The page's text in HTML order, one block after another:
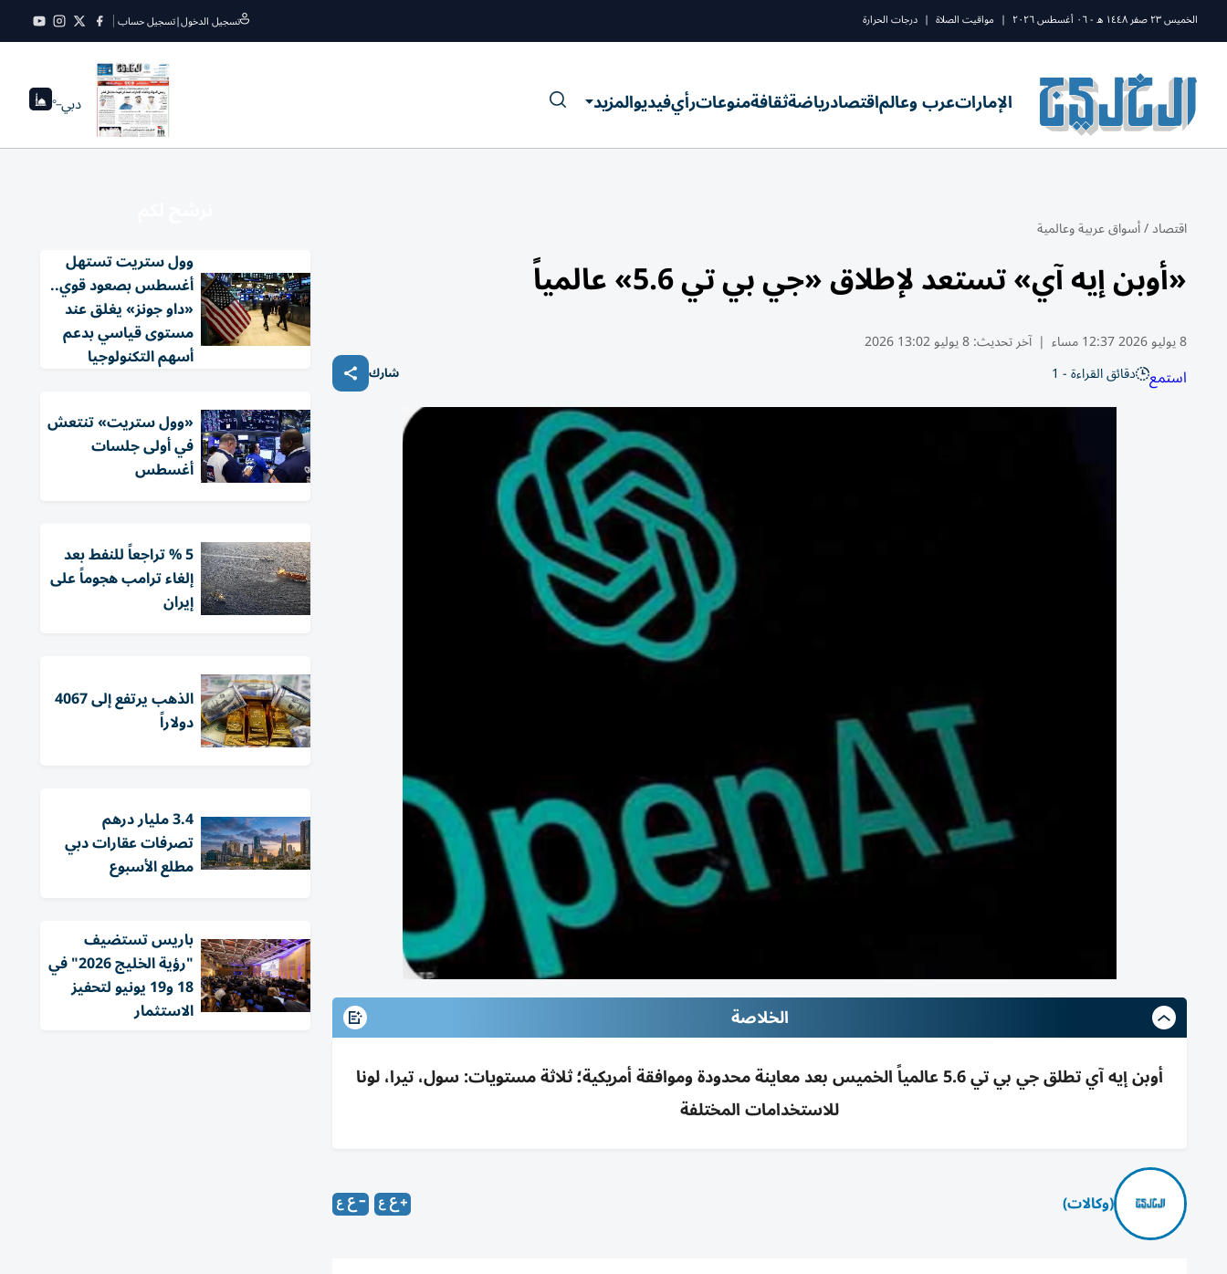
الخميس ٢٣ صفر ١٤٤٨ ه - ٠٦ أغسطس ٢٠٢٦ | مواقيت الصلاة | درجات الحرارة تسجيل الدخول|تسجيل حساب
الإماراتعرب وعالماقتصادرياضةثقافةمنوعاترأيفيديوالمزيد دبي--°
اقتصاد/أسواق عربية وعالمية
«أوبن إيه آي» تستعد لإطلاق «جي بي تي 5.6» عالمياً
8 يوليو 2026 12:37 مساء | آخر تحديث:8 يوليو 13:02 2026
استمع دقائق القراءة - 1 شارك
الخلاصة
أوبن إيه آي تطلق جي بي تي 5.6 عالمياً الخميس بعد معاينة محدودة وموافقة أمريكية؛ ثلاثة مستويات: سول، تيرا، لونا
للاستخدامات المختلفة
(وكالات)
وول ستريت تستهل
أغسطس بصعود قوي..
«داو جونز» يغلق عند
مستوى قياسي بدعم
أسهم التكنولوجيا
«وول ستريت» تنتعش
في أولى جلسات
أغسطس
5 % تراجعاً للنفط بعد
إلغاء ترامب هجوماً على
إيران
الذهب يرتفع إلى 4067
دولاراً
3.4 مليار درهم
تصرفات عقارات دبي
مطلع الأسبوع
باريس تستضيف
"رؤية الخليج 2026" في
18 و19 يونيو لتحفيز
الاستثمار